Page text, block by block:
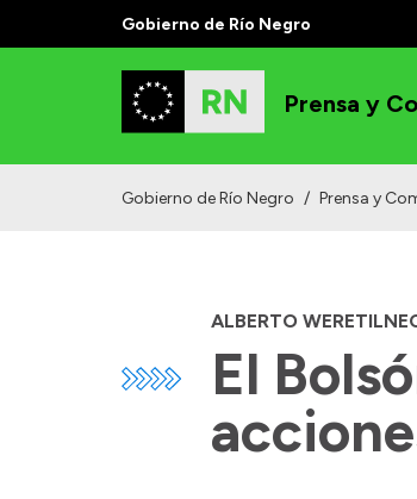
Gobierno de Río Negro
Prensa y
Gobierno de Río Negro / Prensa y
ALBERTO
El